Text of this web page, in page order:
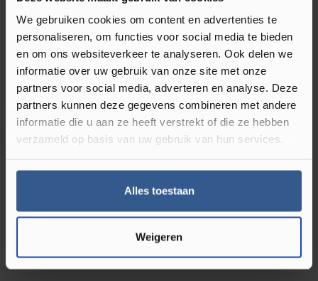
We gebruiken cookies om content en advertenties te
personaliseren, om functies voor social media te bieden
en om ons websiteverkeer te analyseren. Ook delen we
informatie over uw gebruik van onze site met onze
partners voor social media, adverteren en analyse. Deze
partners kunnen deze gegevens combineren met andere
informatie die u aan ze heeft verstrekt of die ze hebben
verzameld op basis van uw gebruik van hun services.
Alles toestaan
Weigeren
Tegels staat er al jaren om bekend dat het een
tijdloos karakter heeft. Dit is niet zo gek aangezien
veel huizen vroeger een tegelvloer hadden. Vandaag
de dag is dit nog steeds ontzettend hip! Bovendien is
de Douwes Dekker PVC vloer Ambitieus Flinke Tegel
04762 in de kleur macaron gemakkelijk te
combineren met verschillende kleuren en meubels.
uitblinker worden in uw woning!
Voordelen van de Douwes